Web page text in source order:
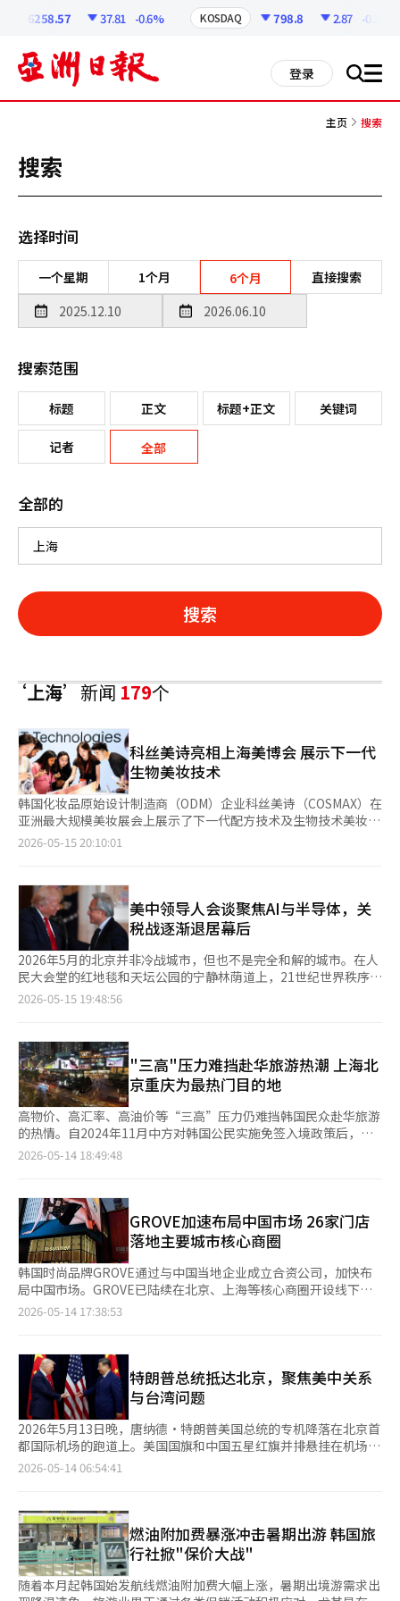
6258.57 37.81 -0.6% KOSDAQ 798.8 2.87 -0.36%
登录 搜 all
主页 搜索
搜索
选择时间
一个星期 1个月 6个月 直接搜索
搜索范围
标题 正文 标题+正文 关键词
记者 全部
全部的
搜索
‘上海’新闻179个
科丝美诗亮相上海美博会 展示下一代
生物美妆技术
韩国化妆品原始设计制造商（ODM）企业科丝美诗（COSMAX）在
亚洲最大规模美妆展会上展示了下一代配方技术及生物技术美妆研
发成果。 科丝美诗中国法人表示，公司于本月12日至14日参加了
美妆展览会，每年吸引来自120多个国家和地区的超过50万人到场
参观。 此次展会上，科丝美诗围绕“创新”“全球”“价值提
升”三大主题设置展区，重点展示本地化产品战略及全球研发能
力。 在创新展区，公司公开了涵盖防晒、彩妆及功能性护肤等领
域的8项核心技术。其中，采用自主乳化技术的防晒配
方“EmulShift”受到关注。该技术可有效改善防晒产品泛白及结
块现象。科丝美诗表示，应用该技术的防晒产品系列去年推动了中
国市场销售增长。 在彩妆领域，公司展示了应用“FlexiLast”技
场仅半年销量便突破1000万件。 此外，公司还公开了应对持妆需
求的“MagFilFormer”唇部技术，以及重组PDRN、纳米粒子技
术、源自极端环境微生物的抗氧化酶技术等下一代生物研究成果。
与此同时，科丝美诗还展示了全球研发成果，包括获得
Cosmopack Awards大奖的“1000兆保湿剂”配方技术，以及在
国际化妆品化学家学会联盟（IFSCC）上获奖的类器官白发研究成
果。 科丝美诗相关人士表示，公司正以化妆品及健康功能食品研
发能力为基础，加快全球市场布局，并计划进一步扩大结合下一代
2026-05-15 20:10:01
美中领导人会谈聚焦AI与半导体，关
税战逐渐退居幕后
2026年5月的北京并非冷战城市，但也不是完全和解的城市。在人
民大会堂的红地毯和天坛公园的宁静林荫道上，21世纪世界秩序所
围绕的巨大紧张与克制同时流淌着。 美国总统唐纳德·特朗普与
石油、钢铁和汽车转向数据、运算能力和超微型半导体。 此次访
华行程中，尤其引人注目的是英伟达首席执行官黄仁勋的随行。特
朗普总统在结束阿拉斯加行程后，几乎是亲自带着黄仁勋前往北
京。这不仅仅是经济人士的随行，更是美国开始将AI半导体视为国
家战略资产的象征性场景。 曾几何时，美中冲突的中心是关税
战。特朗普第一任期开始的对华高额关税动摇了中国制造业和美国
消费市场。当时，美国以贸易逆差的解决和中国不公平贸易行为的
纠正为名，中国则以报复性关税回应。世界对“关税战”这个词已
核心不再是“谁卖的东西更便宜”，而是“谁能设计未来文明”。
而AI与半导体正是这一中心。 半导体不再是简单的电子元件。AI时
代的半导体即是国力。国家的军事力量、金融系统、云计算产业、
自动驾驶、机器人、航天、生物产业等都在超高性能半导体的支持
下运作。尤其是英伟达的GPU如今被称为“AI时代的原油”。 美
国对中国施加的最强压力领域正是先进的AI半导体。美国限制了
H100和H200等高端AI芯片的对华出口，并加强了对先进半导体设
备和软件的管控。同时，荷兰的ASML和日本半导体设备企业也在
巨大压力。 然而，中国并没有轻易退让。相反，中国将美国的压
力视为推动半导体国产化的国家生存战略。以华为为中心的AI芯片
开发、自主GPU生态系统建设、内存自给自足和中国半导体设备的
培育正在同步进行。尤其是最近中国AI企业深思科技的崛起，对全
球产业界造成了不小的冲击。 深思科技在美国最先进芯片接触受
限的情况下，通过自主优化技术和高效的运算结构实现了相当的AI
性能。这打破了“没有美国芯片，中国AI无法成长”的传统假设。
这使得美国的忧虑加深。如果对中国施加过大压力，短期内美国可
京会谈中，两国小心翼翼地处理AI与半导体问题的原因也在于此。
美国在警惕中国的军事AI崛起的同时，也希望避免美国企业完全失
去中国市场。英伟达、苹果、特斯拉等美国企业仍然视中国为全球
最大市场之一。反之，中国也清楚，完全排除美国的先进技术和全
球金融体系是难以实现的现实。 因此，此次会谈的氛围与过去的
2026-05-15 19:48:56
"三高"压力难挡赴华旅游热潮 上海北
京重庆为最热门目的地
高物价、高汇率、高油价等“三高”压力仍难挡韩国民众赴华旅游
的热情。自2024年11月中方对韩国公民实施免签入境政策后，赴
华旅游需求持续回升。随着暑假旅游旺季临近，多家航空公司加大
439万人次，同比增长25.1%，已超过新冠疫情前的2019年水平。
韩中航班数量增至2.9078万架次，同比增长7.7%。 为满足持续扩
大的赴华旅游需求，国土交通部上月在2026年度国际航空运力分
配中，将35条新增国际航线中的23条分配给中国航线。除北京、
上海等传统热门城市外，杭州、成都等中国二三线城市也包括在
内。 航线集中于上海的现象日益显著，根据旅游平台Nol-
Universe统计，中国航线整体需求同比增长26%的同时，上海航
线需求激增约77%，几乎占据整个中国旅游需求的一半。 中国南
客机（360座），在仁川至北京（大兴）航线上投入空客A330-
300（282座）。 赴华旅游需求攀升还体现在旅行社的预约数据
上。模德旅游上月赴华旅游人数同比增长约31%，预计今年夏季旺
季需求将同比暴增105%左右。旅游预约平台Klook最近一个月中
国旅游相关流量同比增长33.5%，最受欢迎城市依次为上海、北京
和重庆。黄色气球旅行社近一个月中国跟团游预定量也同比增长
15%。 从游客偏好来看，不同年龄层呈现出明显差异。中老年游
客更偏爱以自然风光为主的传统目的地如长白山、张家界等，而年
台My Real Trip负责人表示，从绝对游客规模来看，上海仍是韩国
游客最青睐的城市。但北京、西安、厦门、青岛、深圳等主要城市
的需求也在快速扩散。重庆、成都等因社交媒体和中国电视剧拍摄
地而走红的“内容体验型”城市旅游成为新的趋势。 业内人士分
析认为，中国旅游热度高涨，主要得益于免签政策、短途飞行以及
高性价比优势。 Nol-Universe负责人表示，中国航线飞行时间
2026-05-14 18:49:48
GROVE加速布局中国市场 26家门店
落地主要城市核心商圈
韩国时尚品牌GROVE通过与中国当地企业成立合资公司，加快布
局中国市场。GROVE已陆续在北京、上海等核心商圈开设线下门
店，在瞬息万变的中国时尚消费市场展现出强劲的品牌影响力，
今年将门店增加至50家，进一步加强与中国消费者的接触点，巩固
在当地时尚消费市场中的地位。 GROVE通过与当地企业成立合资
公司，构建起共同生产体系，有效优化整体利润结构，也有效推动
韩国本土业绩向好。集团今年制定了800亿韩元（约合人民币3.6亿
元）的销售目标，其中韩国市场250亿韩元、中国市场550亿韩
元。 在门店设计方面，GROVE将品牌哲学融入空间设计之中。门
店以感性的服装廓形、高级面料质感以及简约的设计风格为核心，
通过精致的产品陈列与空间氛围，打造超越传统购物体验的品牌空
销战略，启用人气女团Twice成员林娜琏作为品牌形象大使。林娜
琏兼具时尚感与自然魅力的形象，与GROVE的现代休闲风格高度
契合，成为品牌快速提升知名度与好感度的重要推动力。 除中国
市场外，GROVE也计划持续扩大日本市场版图。目前品牌已在东
京原宿运营旗舰店，未来还计划在大阪、名古屋等主要城市增设门
店，进一步扩大在亚洲时尚市场中的影响力。
2026-05-14 17:38:53
特朗普总统抵达北京，聚焦美中关系
与台湾问题
2026年5月13日晚，唐纳德·特朗普美国总统的专机降落在北京首
都国际机场的跑道上。美国国旗和中国五星红旗并排悬挂在机场贵
宾室，冷战后最复杂的美中关系的紧张与计算在此交织。表面上是
舞台。有趣的是，同一天中国和台湾展现出截然不同的面貌。中国
上海股市创下11年来的最高点，而台湾则在距离中国大陆仅数公里
的金门岛进行美国制造的“标枪”导弹实弹射击训练。一方是金钱
的语言，另一方是火药的语言；一方是市场的乐观，另一方是战争
可能性的现实。5月13日的中国欢呼雀跃。上海综合指数突破2015
2026-05-14 06:54:41
燃油附加费暴涨冲击暑期出游 韩国旅
行社掀"保价大战"
随着本月起韩国始发航线燃油附加费大幅上涨，暑期出境游需求出